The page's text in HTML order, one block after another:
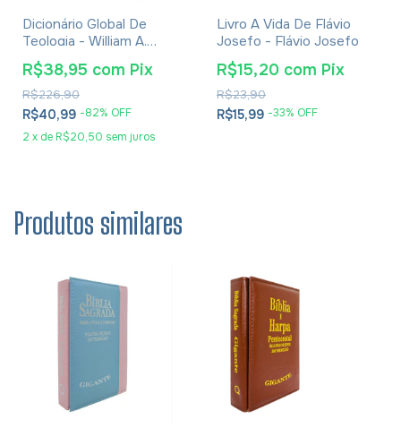
Dicionário Global De
Teologia - William A.
Dyrness
R$40,99 -82% OFF
2 x de R$20,50 sem juros
R$226,90
R$38,95 com Pix
Livro A Vida De Flávio
Josefo - Flávio Josefo
R$15,99 -33% OFF
R$23,90
R$15,20 com Pix
Produtos similares